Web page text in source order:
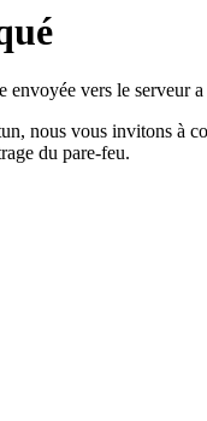
vers le serveur a
nous vous invitons à
du pare-feu.